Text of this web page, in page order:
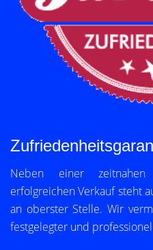
Neben einer
erfolgreichen Verkauf steht
an oberster Stelle. Wir
festgelegter und